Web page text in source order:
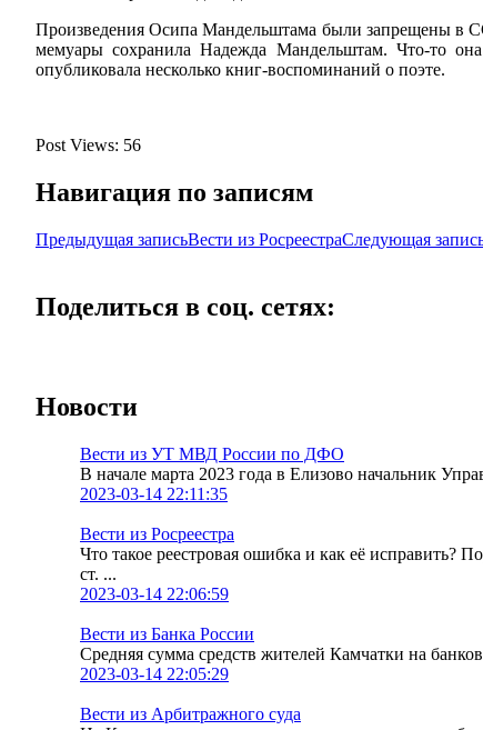
Произведения Осипа Мандельштама были запрещены в
мемуары сохранила Надежда Мандельштам. Что-то
опубликовала несколько книг-воспоминаний о поэте.
Post Views: 56
Навигация по записям
Предыдущая записьВести из РосреестраСледующая
Поделиться в соц. сетях:
Новости
Вести из УТ МВД России по ДФО
В начале марта 2023 года в Елизово начальник
2023-03-14 22:11:35
Вести из Росреестра
Что такое реестровая ошибка и как её исправить?
ст. ...
2023-03-14 22:06:59
Вести из Банка России
Средняя сумма средств жителей Камчатки на
2023-03-14 22:05:29
Вести из Арбитражного суда